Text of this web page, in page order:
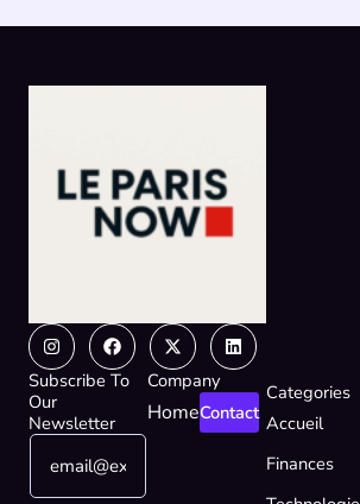
InstagramFacebook
X-
twitter
Linkedin
Subscribe To
Our
Newsletter
E
a
E
a
Company
HomeContact
Categories
Accueil
Finances